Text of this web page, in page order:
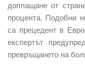
доплащане от
процента. Подобни
са прецедент в
експертът
превръщането на